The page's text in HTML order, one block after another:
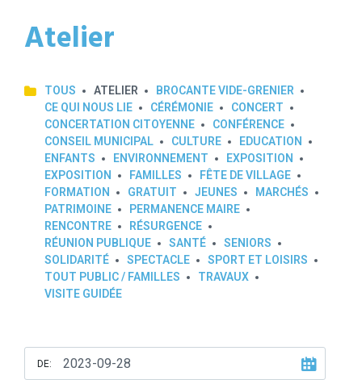
Atelier
TOUS ATELIER
BROCANTE VIDE-GRENIER
CE QUI NOUS LIE
CÉRÉMONIE
CONCERT
CONCERTATION CITOYENNE
CONFÉRENCE
CONSEIL MUNICIPAL
CULTURE
EDUCATION
ENFANTS
ENVIRONNEMENT
EXPOSITION
EXPOSITION
FAMILLES
FÊTE DE VILLAGE
FORMATION
GRATUIT JEUNES
MARCHÉS
PATRIMOINE
PERMANENCE MAIRE
RENCONTRE
RÉSURGENCE
RÉUNION PUBLIQUE
SANTÉ
SENIORS
SOLIDARITÉ
SPECTACLE
SPORT ET LOISIRS
TOUT PUBLIC / FAMILLES
TRAVAUX
VISITE GUIDÉE
DE: